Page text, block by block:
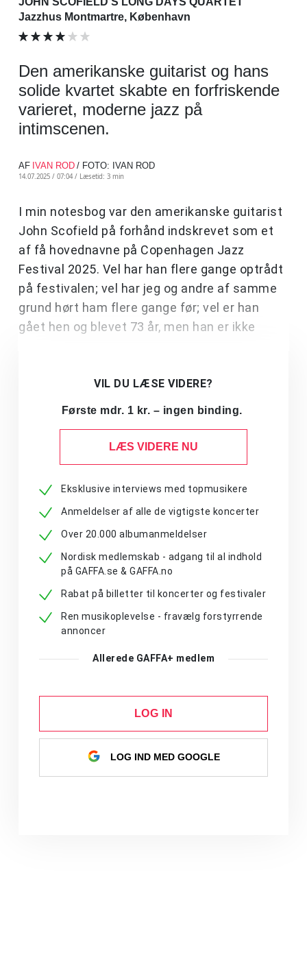
Jazzhus Montmartre, København
Den amerikanske guitarist og hans
solide kvartet skabte en forfriskende
varieret, moderne jazz på
intimscenen.
AF IVAN ROD / FOTO: IVAN ROD
14.07.2025 / 07:04 / Læsetid: 3 min
I min notesbog var den amerikanske guitarist
John Scofield på forhånd indskrevet som et
af få hovednavne på Copenhagen Jazz
Festival 2025. Vel har han flere gange optrådt
på festivalen; vel har jeg og andre af samme
grund hørt ham flere gange før; vel er han
gået hen og blevet 73 år, men han er ikke
VIL DU LÆSE VIDERE?
Første mdr. 1 kr. – ingen binding.
LÆS VIDERE NU
Eksklusive interviews med topmusikere
Anmeldelser af alle de vigtigste koncerter
Over 20.000 albumanmeldelser
Nordisk medlemskab - adgang til al indhold
på GAFFA.se & GAFFA.no
Rabat på billetter til koncerter og festivaler
Ren musikoplevelse - fravælg forstyrrende
annoncer
Allerede GAFFA+ medlem
LOG IN
LOG IND MED GOOGLE